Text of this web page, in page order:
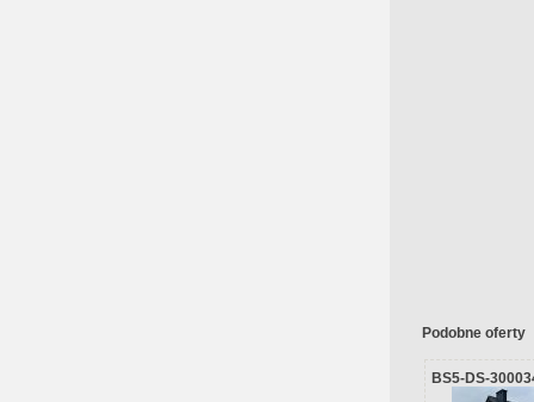
Podobne oferty
BS5-DS-